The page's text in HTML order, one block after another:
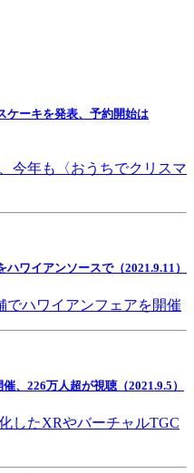
ケーキを発表、予約開始は
今年も〈おうちでクリスマ
ワイアンソースで（2021.9.11）
でハワイアンフェアを開催
、226万人超が視聴（2021.9.5）
したXRやバーチャルTGC